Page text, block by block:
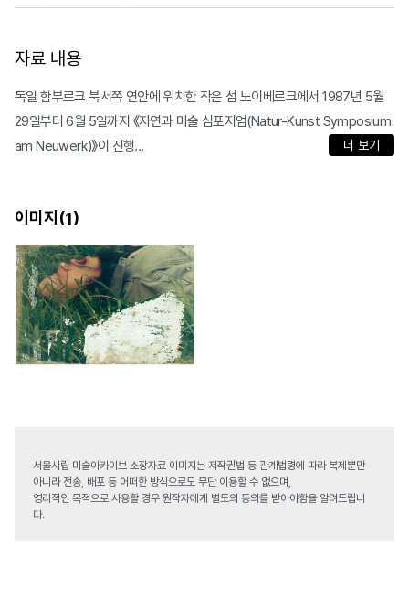
자료 내용
독일 함부르크 북서쪽 연안에 위치한 작은 섬 노이베르크에서 1987년 5월
29일부터 6월 5일까지 《자연과 미술 심포지엄(Natur-Kunst Symposium
am Neuwerk)》이 진행...
더 보기
이미지(1)
서울시립 미술아카이브 소장자료 이미지는 저작권법 등 관계법령에 따라 복제뿐만
아니라 전송, 배포 등 어떠한 방식으로도 무단 이용할 수 없으며,
영리적인 목적으로 사용할 경우 원작자에게 별도의 동의를 받아야함을 알려드립니
다.